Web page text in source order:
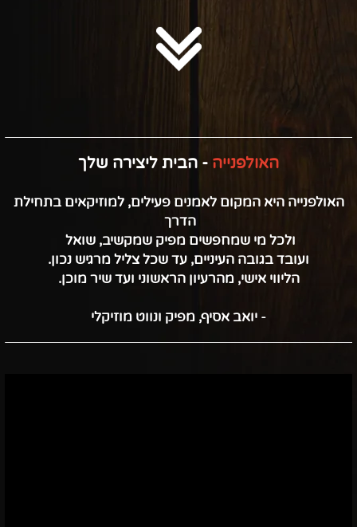
האולפנייה - הבית ליצירה שלך
האולפנייה היא המקום לאמנים פעילים, למוזיקאים בתחילת
הדרך
ולכל מי שמחפשים מפיק שמקשיב, שואל
ועובד בגובה העיניים, עד שכל צליל מרגיש נכון.
הליווי אישי, מהרעיון הראשוני ועד שיר מוכן.
- יואב אסיף, מפיק ונווט מוזיקלי